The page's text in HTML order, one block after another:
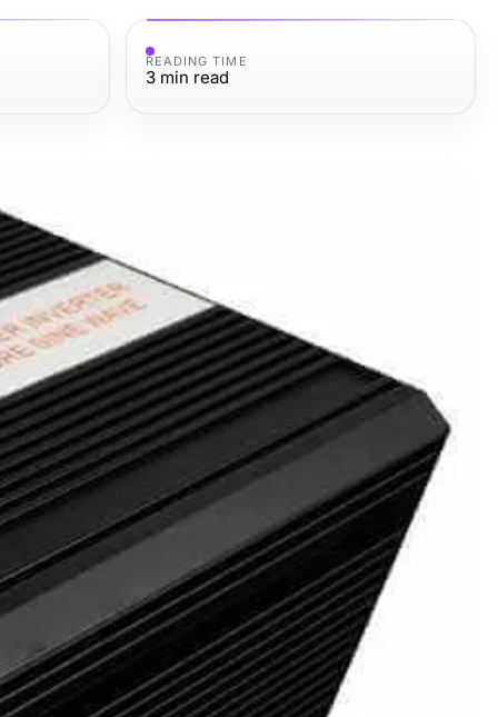
READING TIME
3 min read